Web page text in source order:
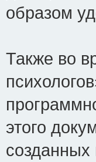
образом
Также во
этого